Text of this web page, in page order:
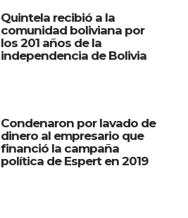
Quintela recibió a la
comunidad boliviana por
los 201 años de la
independencia de Bolivia
Condenaron por lavado de
dinero al empresario que
financió la campaña
política de Espert en 2019